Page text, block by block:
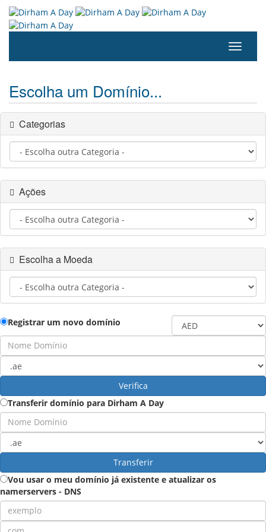
Escolha um Domínio...
Categorias
Ações
Escolha a Moeda
Registrar um novo domínio
Verifica
Transferir domínio para Dirham A Day
Transferir
Vou usar o meu domínio já existente e atualizar os
namerservers - DNS